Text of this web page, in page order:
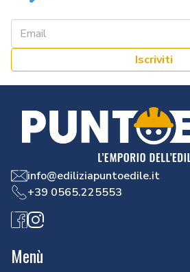
Iscriviti
info@ediliziapuntoedile.it
+39 0565.225553
Facebook
Instagram
Menù